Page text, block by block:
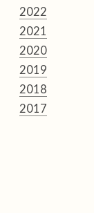
2022
2021
2020
2019
2018
2017